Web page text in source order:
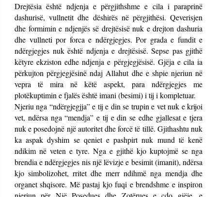
Drejtësia është ndjenja e përgjithshme e cila i paraprinë
dashurisë, vullnetit dhe dëshirës në përgjithësi. Qeverisjen
dhe formimin e ndjenjës së drejtësisë nuk e drejton dashuria
dhe vullneti por forca e ndërgjegjes. Por grada e fundit e
ndërgjegjes nuk është ndjenja e drejtësisë. Sepse pas gjithë
këtyre ekziston edhe ndjenja e përgjegjësisë. Gjëja e cila ia
përkujton përgjegjësinë ndaj Allahut dhe e shpie njeriun në
vepra të mira në këtë aspekt, para ndërgjegjes me
plotëkuptimin e fjalës është imani (besimi) i tij i kompletuar.
Njeriu nga “ndërgjegjja” e tij e din se trupin e vet nuk e krijoi
vet, ndërsa nga “mendja” e tij e din se edhe gjallesat e tjera
nuk e posedojnë një autoritet dhe forcë të tillë. Gjithashtu nuk
ka aspak dyshim se qeniet e pashpirt nuk mund të kenë
ndikim në veten e tyre. Nga e gjithë kjo kuptojmë se nga
brendia e ndërgjegjes nis një lëvizje e besimit (imanit), ndërsa
kjo simbolizohet, rritet dhe merr ndihmë nga mendja dhe
organet shqisore. Më pastaj kjo fuqi e brendshme e inspiron